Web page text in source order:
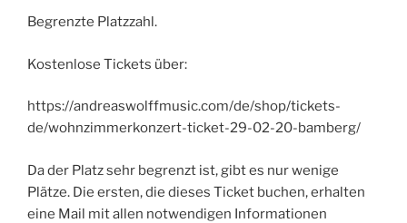
Begrenzte Platzzahl.
Kostenlose Tickets über:
https://andreaswolffmusic.com/de/shop/tickets-
de/wohnzimmerkonzert-ticket-29-02-20-bamberg/
Da der Platz sehr begrenzt ist, gibt es nur wenige
Plätze. Die ersten, die dieses Ticket buchen, erhalten
eine Mail mit allen notwendigen Informationen